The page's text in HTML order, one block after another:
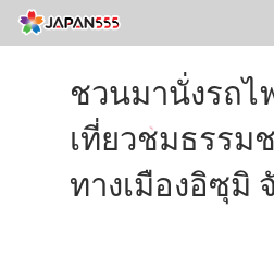
ชวนมานั่งรถ
เที่ยวชมธรรม
ทางเมืองอิซุมิ